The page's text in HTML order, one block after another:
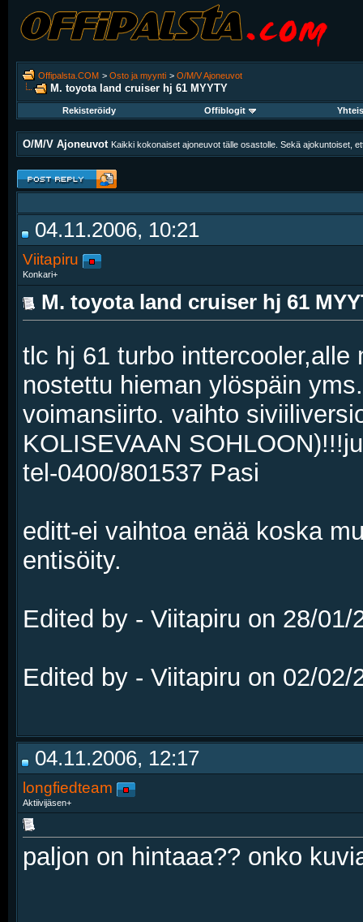
Offipalsta.COM > Osto ja myynti > O/M/V Ajoneuvot
M. toyota land cruiser hj 61 MYYTY
Rekisteröidy Offiblogit
O/M/V Ajoneuvot Kaikki kokonaiset ajoneuvot tälle osastolle. Sekä ajokuntoiset,
04.11.2006, 10:21
Viitapiru
Konkari+
M. toyota land cruiser hj 61
tlc hj 61 turbo
nostettu hieman ylöspäin
voimansiirto. vaihto
KOLISEVAAN
tel-0400/801537 Pasi
editt-ei vaihtoa enää koska
entisöity.
Edited by - Viitapiru on 28/01/
Edited by - Viitapiru on 02/02/
04.11.2006, 12:17
longfiedteam
Aktiivijäsen+
paljon on hintaaa?? onko